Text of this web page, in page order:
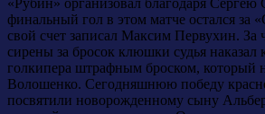
финальный гол в этом матче остался за
свой счет записал Максим Первухин. За
сирены за бросок клюшки судья наказал
голкипера штрафным броском, который
Волошенко. Сегодняшнюю победу
посвятили новорожденному сыну